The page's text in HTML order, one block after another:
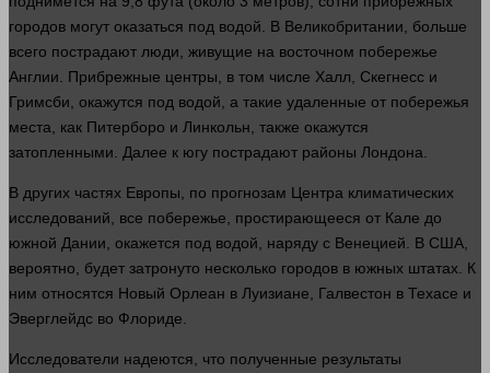
городов могут оказаться под водой . В Великобритании, больше
всего пострадают люди , живущие на восточном побережье
Англии. Прибрежные центры, в том числе Халл, Скегнесс и
Гримсби, окажутся под водой , а такие удаленные от побережья
места, как Питерборо и Линкольн, также окажутся
затопленными. Далее к югу пострадают районы Лондона.
В других частях Европы, по прогнозам Центра климатических
исследований, все побережье, простирающееся от Кале до
южной Дании, окажется под водой , наряду с Венецией. В США,
вероятно , будет затронуто несколько городов в южных штатах. К
ним относятся Новый Орлеан в Луизиане, Галвестон в Техасе и
Эверглейдс во Флориде.
Исследователи надеются, что полученные результаты